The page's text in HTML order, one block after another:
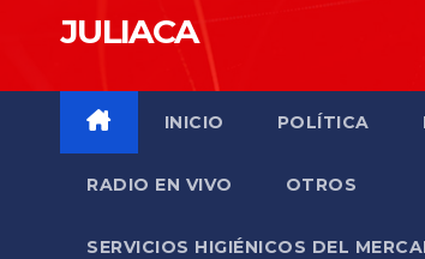
JULIACA
INICIO POLÍTICA
RADIO EN VIVO OTROS
SERVICIOS HIGIÉNICOS DEL